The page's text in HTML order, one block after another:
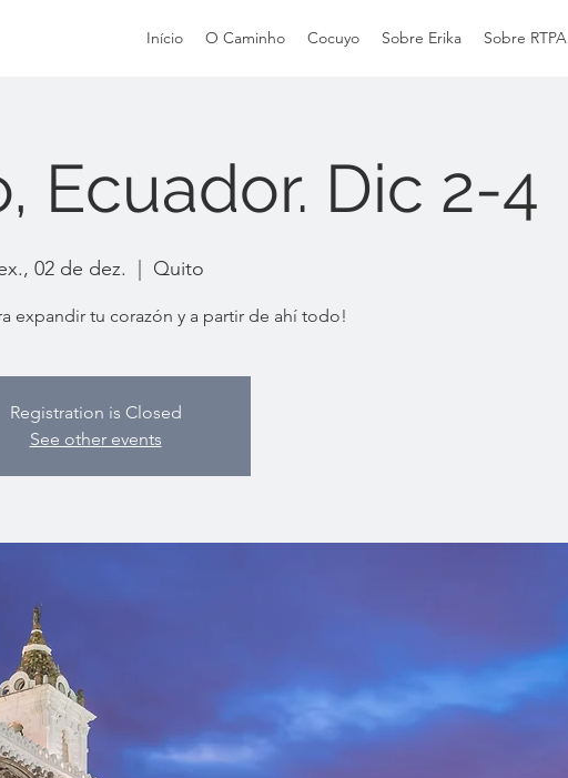
Início O Caminho Cocuyo Sobre Erika Sobre RTPA
Ecuador. Dic 2-4
02 de dez. Quito
expandir tu corazón y a partir de ahí todo!
Registration is Closed
See other events